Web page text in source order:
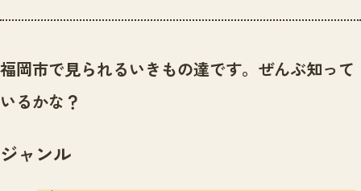
センター紹介
センター紹介TOP
サイトポリシー
ニュース
いきものガイド
イベント
福岡市で見られるいきもの達です。ぜんぶ知って
いるかな？
ジャンル